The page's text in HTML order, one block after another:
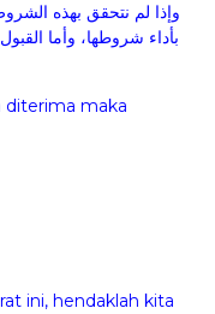
وإذا لم نتحقق بهذه
بأداء شروطها، وأما
diterima maka
ini, hendaklah kita